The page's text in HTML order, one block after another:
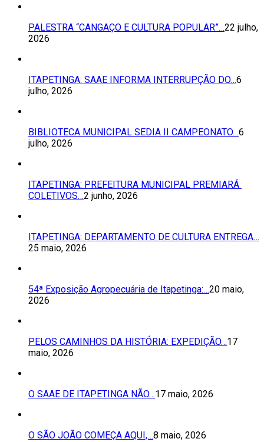
PALESTRA “CANGAÇO E CULTURA POPULAR”…22 julho,
2026
ITAPETINGA: SAAE INFORMA INTERRUPÇÃO DO…6
julho, 2026
BIBLIOTECA MUNICIPAL SEDIA II CAMPEONATO…6
julho, 2026
ITAPETINGA: PREFEITURA MUNICIPAL PREMIARÁ
COLETIVOS…2 junho, 2026
ITAPETINGA: DEPARTAMENTO DE CULTURA ENTREGA…
25 maio, 2026
54ª Exposição Agropecuária de Itapetinga:…20 maio,
2026
PELOS CAMINHOS DA HISTÓRIA: EXPEDIÇÃO…17
maio, 2026
O SAAE DE ITAPETINGA NÃO…17 maio, 2026
O SÃO JOÃO COMEÇA AQUI,…8 maio, 2026